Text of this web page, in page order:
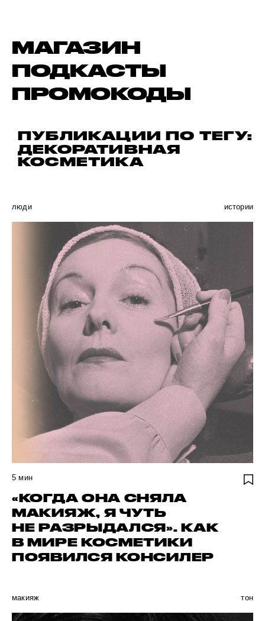
МАГАЗИН
ПОДКАСТЫ
ПРОМОКОДЫ
ПУБЛИКАЦИИ ПО ТЕГУ:
ДЕКОРАТИВНАЯ
КОСМЕТИКА
люди истории
5 мин
«КОГДА ОНА СНЯЛА
МАКИЯЖ, Я ЧУТЬ
НЕ РАЗРЫДАЛСЯ». КАК
В МИРЕ КОСМЕТИКИ
ПОЯВИЛСЯ КОНСИЛЕР
макияж тон